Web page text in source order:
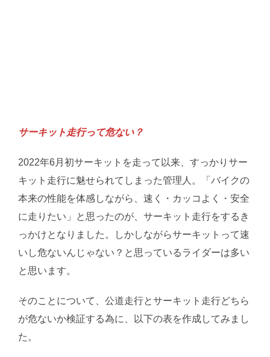
サーキット走行って危ない？
2022年6月初サーキットを走って以来、すっかりサー
キット走行に魅せられてしまった管理人。「バイクの
本来の性能を体感しながら、速く・カッコよく・安全
に走りたい」と思ったのが、サーキット走行をするき
っかけとなりました。しかしながらサーキットって速
いし危ないんじゃない？と思っているライダーは多い
と思います。
そのことについて、公道走行とサーキット走行どちら
が危ないか検証する為に、以下の表を作成してみまし
た。